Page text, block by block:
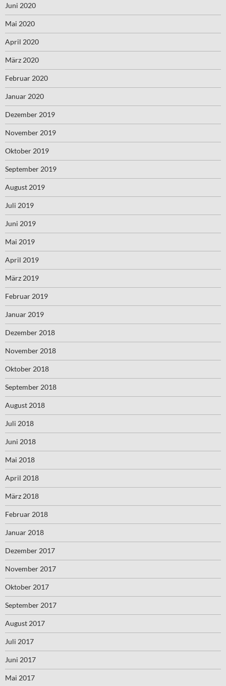
Juni 2020
Mai 2020
April 2020
März 2020
Februar 2020
Januar 2020
Dezember 2019
November 2019
Oktober 2019
September 2019
August 2019
Juli 2019
Juni 2019
Mai 2019
April 2019
März 2019
Februar 2019
Januar 2019
Dezember 2018
November 2018
Oktober 2018
September 2018
August 2018
Juli 2018
Juni 2018
Mai 2018
April 2018
März 2018
Februar 2018
Januar 2018
Dezember 2017
November 2017
Oktober 2017
September 2017
August 2017
Juli 2017
Juni 2017
Mai 2017